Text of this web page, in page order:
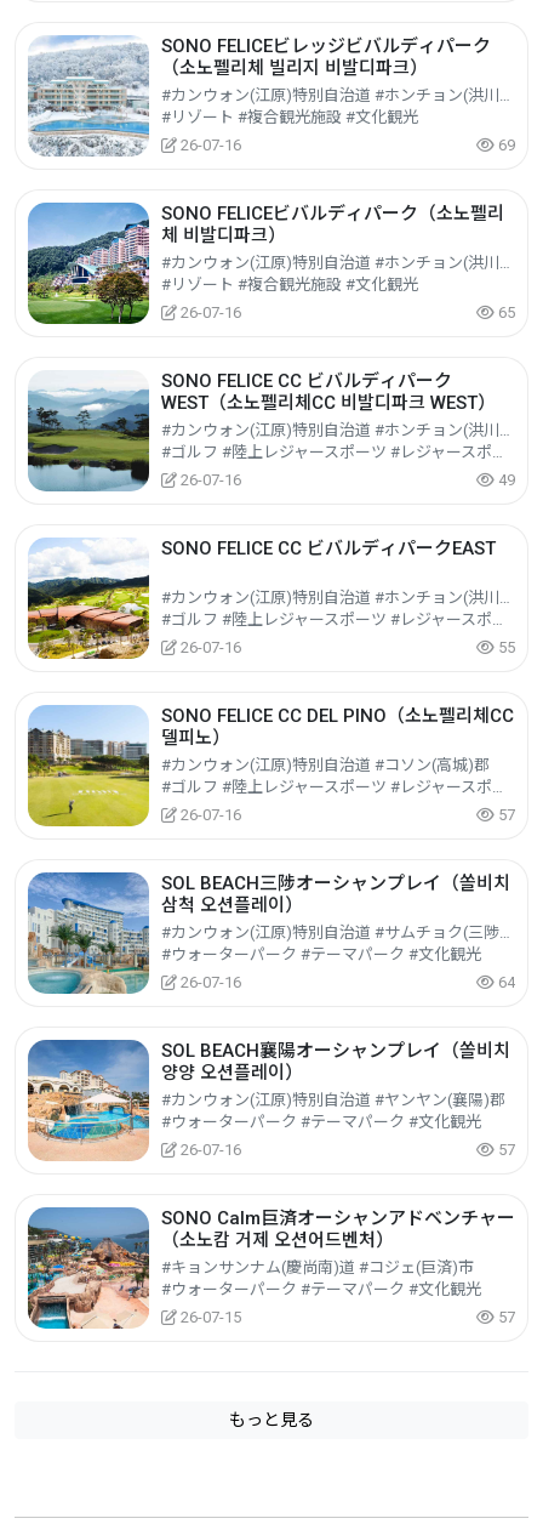
SONO FELICEビレッジビバルディパーク
（소노펠리체 빌리지 비발디파크）
#カンウォン(江原)特別自治道 #ホンチョン(洪川)郡
#リゾート #複合観光施設 #文化観光
26-07-16
69
SONO FELICEビバルディパーク（소노펠리
체 비발디파크）
#カンウォン(江原)特別自治道 #ホンチョン(洪川)郡
#リゾート #複合観光施設 #文化観光
26-07-16
65
SONO FELICE CC ビバルディパーク
WEST（소노펠리체CC 비발디파크 WEST）
#カンウォン(江原)特別自治道 #ホンチョン(洪川)郡
#ゴルフ #陸上レジャースポーツ #レジャースポーツ
26-07-16
49
SONO FELICE CC ビバルディパークEAST
#カンウォン(江原)特別自治道 #ホンチョン(洪川)郡
#ゴルフ #陸上レジャースポーツ #レジャースポーツ
26-07-16
55
SONO FELICE CC DEL PINO（소노펠리체CC
델피노）
#カンウォン(江原)特別自治道 #コソン(高城)郡
#ゴルフ #陸上レジャースポーツ #レジャースポーツ
26-07-16
57
SOL BEACH三陟オーシャンプレイ（쏠비치
삼척 오션플레이）
#カンウォン(江原)特別自治道 #サムチョク(三陟)市
#ウォーターパーク #テーマパーク #文化観光
26-07-16
64
SOL BEACH襄陽オーシャンプレイ（쏠비치
양양 오션플레이）
#カンウォン(江原)特別自治道 #ヤンヤン(襄陽)郡
#ウォーターパーク #テーマパーク #文化観光
26-07-16
57
SONO Calm巨済オーシャンアドベンチャー
（소노캄 거제 오션어드벤처）
#キョンサンナム(慶尚南)道 #コジェ(巨済)市
#ウォーターパーク #テーマパーク #文化観光
26-07-15
57
もっと見る